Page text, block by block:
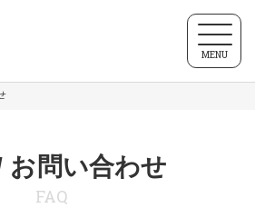
MENU
お問い合わせ
FAQ